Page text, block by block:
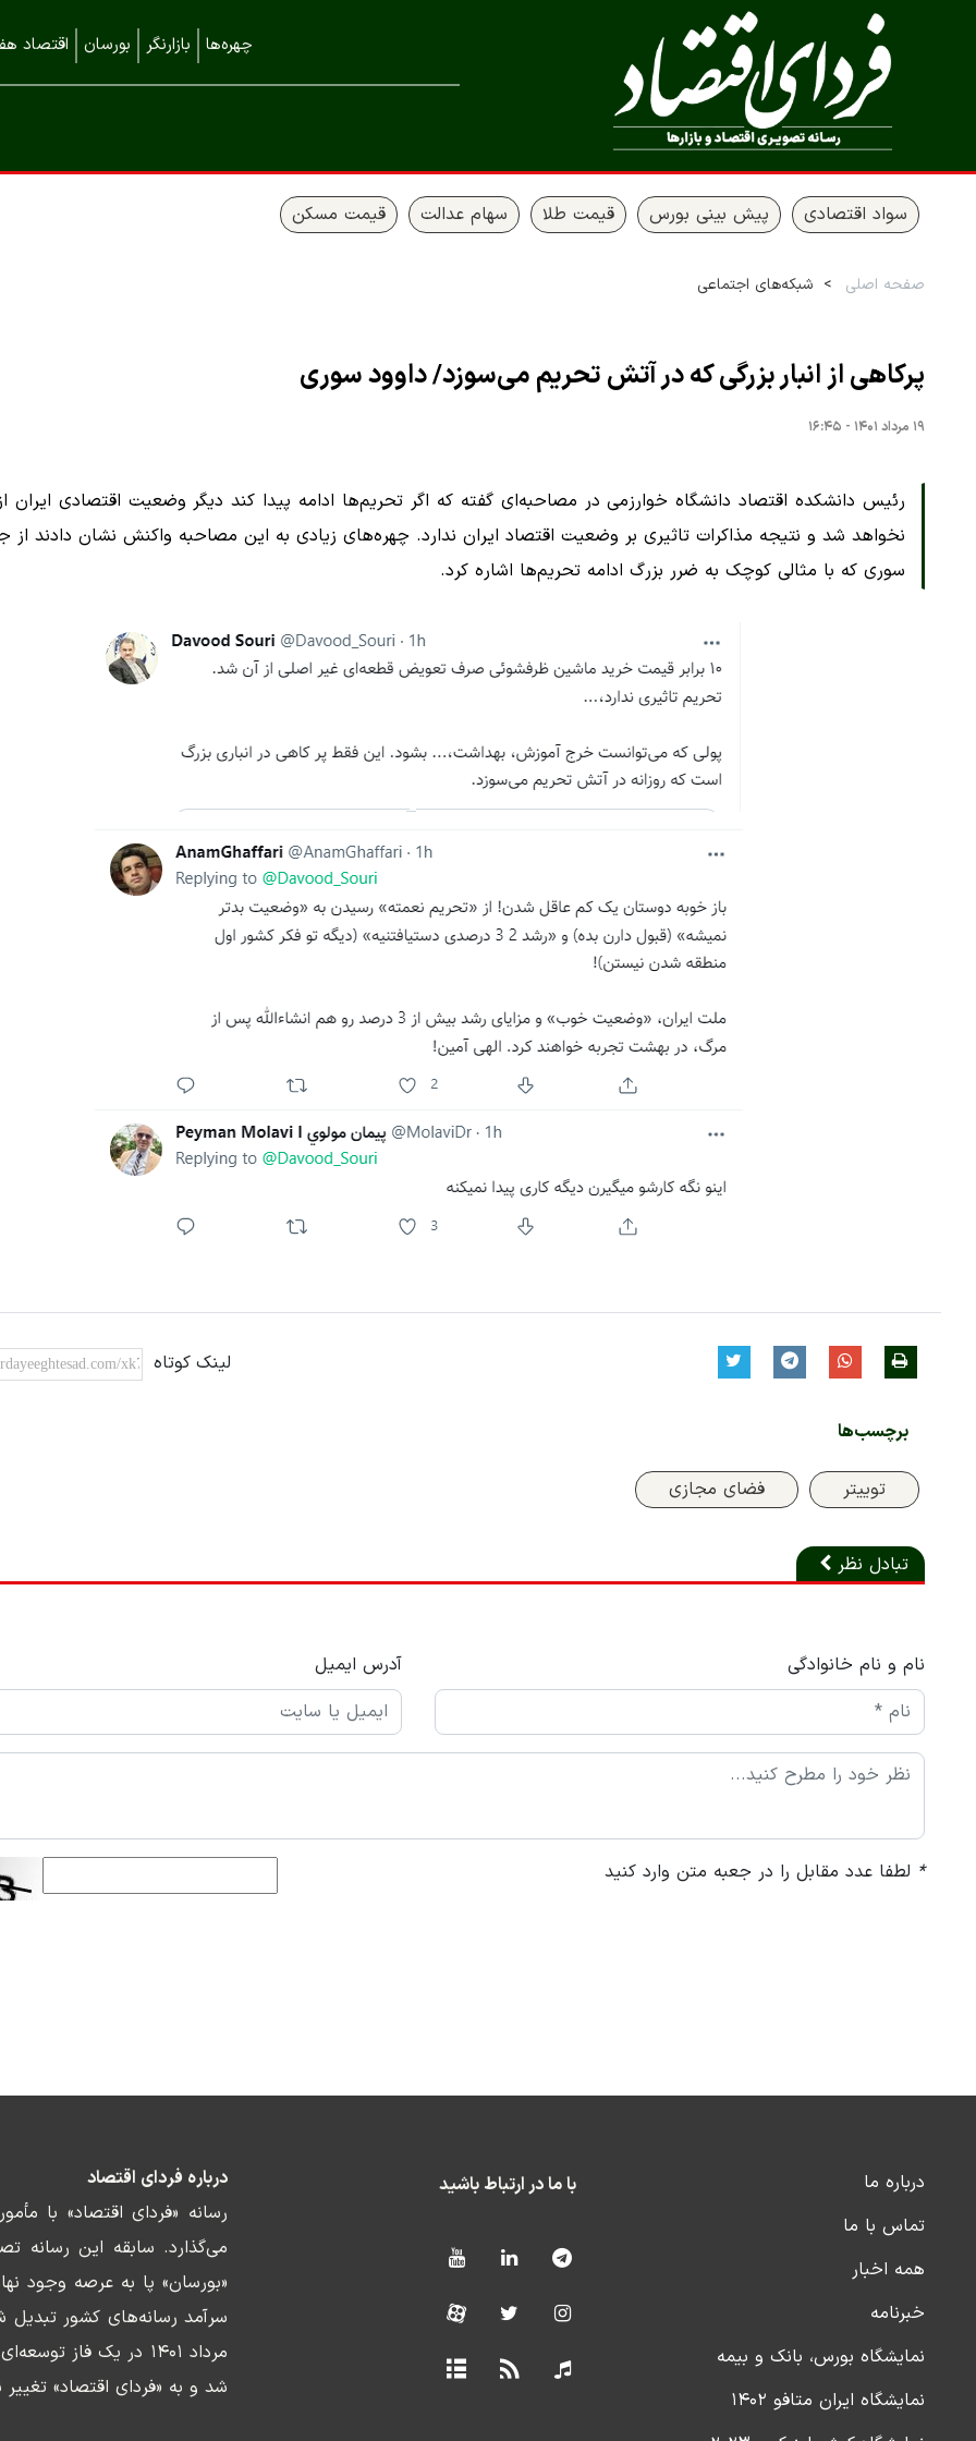
چهره‌ها بازارنگر بورسان اقتصاد
سواد اقتصادی پیش بینی بورس قیمت طلا سهام عدالت قیمت مسکن
صفحه اصلی شبکه‌های اجتماعی
پرکاهی از انبار بزرگی که در آتش تحریم می‌سوزد/ داوود سوری
۱۹ مرداد ۱۴۰۱ - ۱۶:۴۵
رئیس دانشکده اقتصاد دانشگاه خوارزمی در مصاحبه‌ای گفته که اگر تحریم‌ها ادامه پیدا کند دیگر وضعیت اقتصادی ایران
نخواهد شد و نتیجه مذاکرات تاثیری بر وضعیت اقتصاد ایران ندارد. چهره‌های زیادی به این مصاحبه واکنش نشان دادند از
سوری که با مثالی کوچک به ضرر بزرگ ادامه تحریم‌ها اشاره کرد.
لینک کوتاه
برچسب‌ها
توییتر فضای مجازی
تبادل نظر
نام و نام خانوادگی آدرس ایمیل
* لطفا عدد مقابل را در جعبه متن وارد کنید
درباره ما
تماس با ما
همه اخبار
خبرنامه
نمایشگاه بورس، بانک و بیمه
نمایشگاه ایران متافو ۱۴۰۲
با ما در ارتباط باشید
درباره فردای اقتصاد
رسانه «فردای اقتصاد» با
«بورسان» پا به عرصه وجود
سرآمد رسانه‌های کشور
مرداد ۱۴۰۱ در یک
شد و به «فردای اقتصاد» تغییر